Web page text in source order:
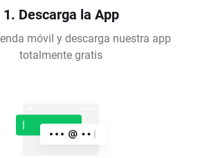
1. Descarga la App
móvil y descarga nuestra app
totalmente gratis